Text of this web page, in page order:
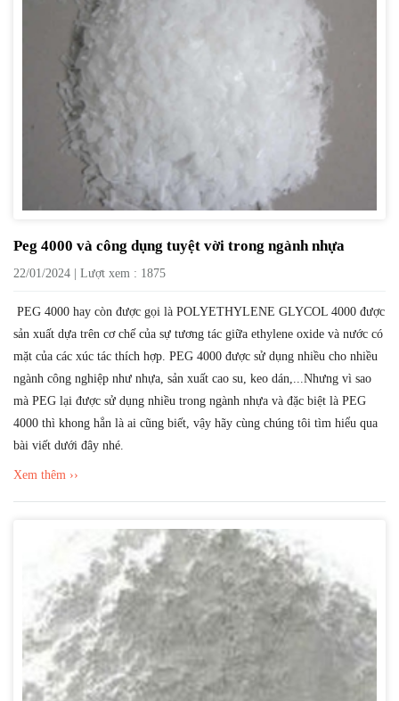
Peg 4000 và công dụng tuyệt vời trong ngành nhựa
22/01/2024 | Lượt xem : 1875
PEG 4000 hay còn được gọi là POLYETHYLENE GLYCOL 4000 được
sản xuất dựa trên cơ chế của sự tương tác giữa ethylene oxide và nước có
mặt của các xúc tác thích hợp. PEG 4000 được sử dụng nhiều cho nhiều
ngành công nghiệp như nhựa, sản xuất cao su, keo dán,...Nhưng vì sao
mà PEG lại được sử dụng nhiều trong ngành nhựa và đặc biệt là PEG
4000 thì khong hẳn là ai cũng biết, vậy hãy cùng chúng tôi tìm hiểu qua
bài viết dưới đây nhé.
Xem thêm ››